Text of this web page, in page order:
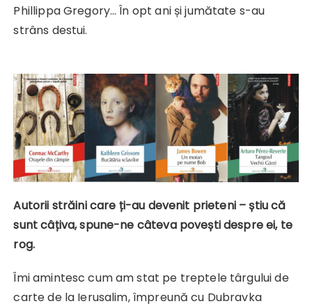
Phillippa Gregory… În opt ani și jumătate s-au
strâns destui.
Autorii străini care ți-au devenit prieteni – știu că
sunt câțiva, spune-ne câteva povești despre ei, te
rog.
Îmi amintesc cum am stat pe treptele târgului de
carte de la Ierusalim, împreună cu Dubravka